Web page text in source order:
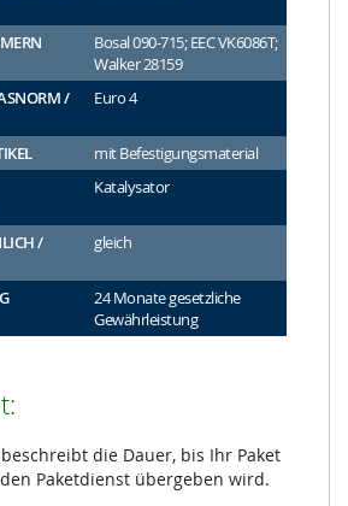
Bosal 090-715; EEC VK6086T;
Walker 28159
/
Euro 4
mit Befestigungsmaterial
Katalysator
/
gleich
24 Monate gesetzliche
Gewährleistung
die Dauer, bis Ihr Paket
Paketdienst übergeben wird.